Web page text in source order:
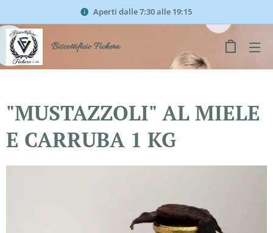
Aperti dalle 7:30 alle 19:15
Biscottificio Fichera
"MUSTAZZOLI" AL MIELE
E CARRUBA 1 KG